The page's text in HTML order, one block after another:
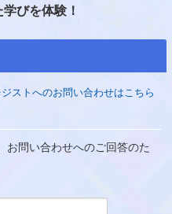
びを体験！
ストへのお問い合わせはこちら
お問い合わせへのご回答のた